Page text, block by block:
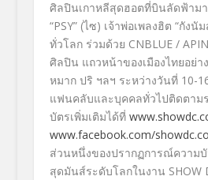
ศิลปินเกาหลีสุดฮอตที่บินลัดฟ้าม
“PSY” (ไซ) เจ้าพ่อเพลงฮิต “กังนั
ทั่วโลก ร่วมด้วย CNBLUE /
ศิลปิน แถวหน้าของเมืองไทยอย่า
หมาก ปริ ฯลฯ ระหว่างวันที่ 10-
แฟนคลับและบุคคลทั่วไปติดตาม
บัตรเพิ่มเติมได้ที่
www.facebook.com/
ส่วนหนึ่งของปรากฏการณ์ความบั
สุดมันส์ระดับโลกในงาน SHOW